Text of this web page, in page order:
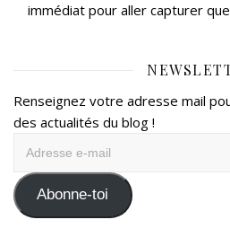
immédiat pour aller capturer
Renseignez votre adresse mail
des actualités du blog !
mail Abonne-toi